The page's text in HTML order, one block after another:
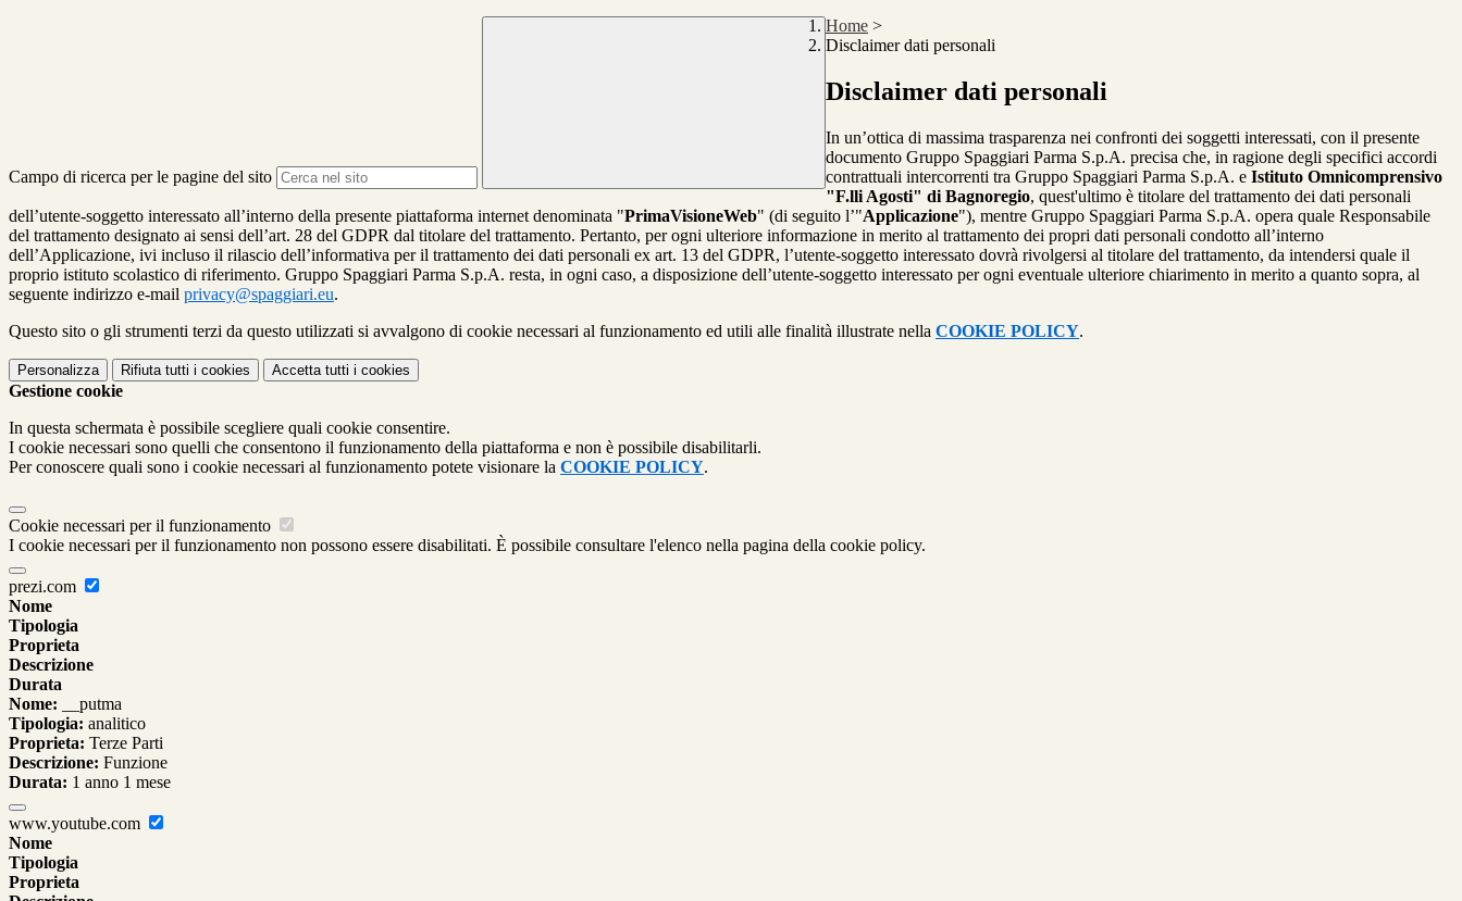
Campo di ricerca per le pagine del sito
Home >
Disclaimer dati personali
Disclaimer dati personali
In un’ottica di massima trasparenza nei confronti dei soggetti interessati, con il presente
documento Gruppo Spaggiari Parma S.p.A. precisa che, in ragione degli specifici accordi
contrattuali intercorrenti tra Gruppo Spaggiari Parma S.p.A. e Istituto Omnicomprensivo
"F.lli Agosti" di Bagnoregio, quest'ultimo è titolare del trattamento dei dati personali
dell’utente-soggetto interessato all’interno della presente piattaforma internet denominata "PrimaVisioneWeb" (di seguito l’"Applicazione"), mentre Gruppo Spaggiari Parma S.p.A. opera quale Responsabile
del trattamento designato ai sensi dell’art. 28 del GDPR dal titolare del trattamento. Pertanto, per ogni ulteriore informazione in merito al trattamento dei propri dati personali condotto all’interno
dell’Applicazione, ivi incluso il rilascio dell’informativa per il trattamento dei dati personali ex art. 13 del GDPR, l’utente-soggetto interessato dovrà rivolgersi al titolare del trattamento, da intendersi quale il
proprio istituto scolastico di riferimento. Gruppo Spaggiari Parma S.p.A. resta, in ogni caso, a disposizione dell’utente-soggetto interessato per ogni eventuale ulteriore chiarimento in merito a quanto sopra, al
seguente indirizzo e-mail privacy@spaggiari.eu.
Questo sito o gli strumenti terzi da questo utilizzati si avvalgono di cookie necessari al funzionamento ed utili alle finalità illustrate nella COOKIE POLICY.
Personalizza Rifiuta tutti i cookies Accetta tutti i cookies
Gestione cookie
In questa schermata è possibile scegliere quali cookie consentire.
I cookie necessari sono quelli che consentono il funzionamento della piattaforma e non è possibile disabilitarli.
Per conoscere quali sono i cookie necessari al funzionamento potete visionare la COOKIE POLICY.
Cookie necessari per il funzionamento
I cookie necessari per il funzionamento non possono essere disabilitati. È possibile consultare l'elenco nella pagina della cookie policy.
prezi.com
Nome
Tipologia
Proprieta
Descrizione
Durata
Nome: __putma
Tipologia: analitico
Proprieta: Terze Parti
Descrizione: Funzione
Durata: 1 anno 1 mese
www.youtube.com
Nome
Tipologia
Proprieta